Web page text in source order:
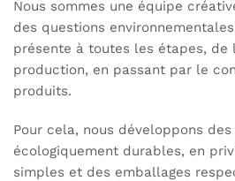
Nous sommes une équipe
des questions
présente à toutes les étapes, de
production, en passant par le
produits.
Pour cela, nous développons
écologiquement durables, en
simples et des emballages